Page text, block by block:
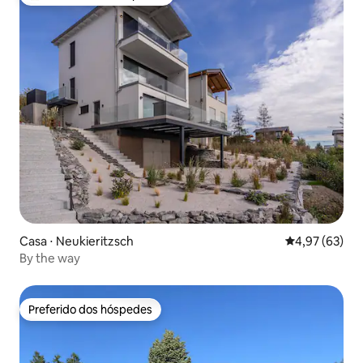
Casa ⋅ Neukieritzsch 4,97 de uma
4,97 (63)
By the way
Preferido dos hóspedes
Preferido dos hóspedes